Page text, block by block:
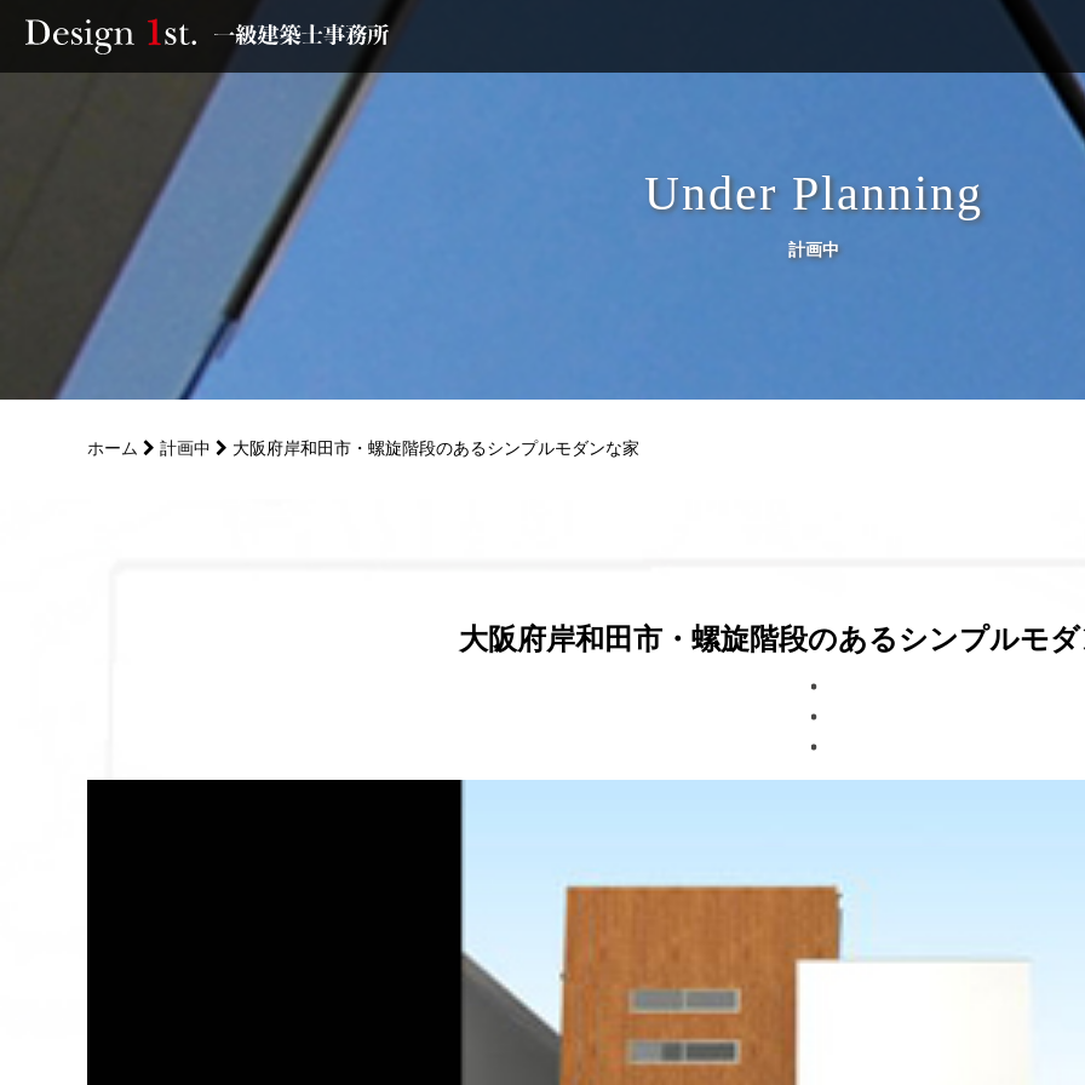
施工実績・施工事例
お客様の声
家づくり
サービス
Under Planning
計画中
ホーム 計画中 大阪府岸和田市・螺旋階段のあるシンプルモダンな家
大阪府岸和田市・螺旋階段のあるシンプルモ